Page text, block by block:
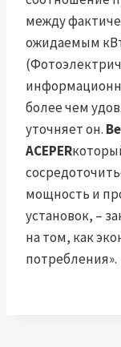
между
ожидаемым
более чем
уточняет он.
ACEPER
мощность и
установок, –
на том, как
потребления».